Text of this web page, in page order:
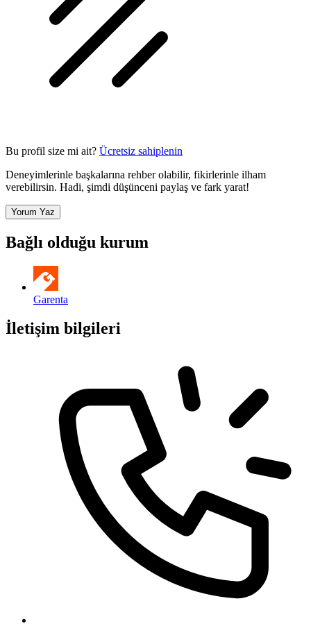
Bu profil size mi ait? Ücretsiz sahiplenin
Deneyimlerinle başkalarına rehber olabilir, fikirlerinle ilham
verebilirsin. Hadi, şimdi düşünceni paylaş ve fark yarat!
Yorum Yaz
Bağlı olduğu kurum
Garenta
İletişim bilgileri